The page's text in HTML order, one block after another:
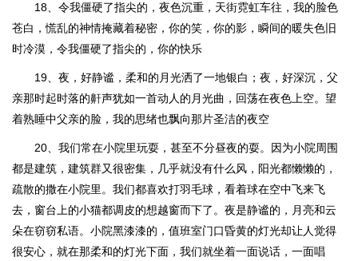
18、令我僵硬了指尖的，夜色沉重，天街霓虹车往，我的脸色
苍白，慌乱的神情掩藏着秘密，你的笑，你的影，瞬间的暖失色旧
时冷漠，令我僵硬了指尖的，你的快乐
19、夜，好静谧，柔和的月光洒了一地银白；夜，好深沉，父
亲那时起时落的鼾声犹如一首动人的月光曲，回荡在夜色上空。望
着熟睡中父亲的脸，我的思绪也飘向那片圣洁的夜空
20、我们常在小院里玩耍，甚至不分昼夜的耍。因为小院周围
都是建筑，建筑群又很密集，几乎就没有什么风，阳光都懒懒的，
疏散的撒在小院里。我们都喜欢打羽毛球，看着球在空中飞来飞
去，窗台上的小猫都调皮的想越窗而下了。夜是静谧的，月亮和云
朵在窃窃私语。小院黑漆漆的，值班室门口昏黄的灯光却让人觉得
很安心，就在那柔和的灯光下面，我们就坐着一面说话，一面唱